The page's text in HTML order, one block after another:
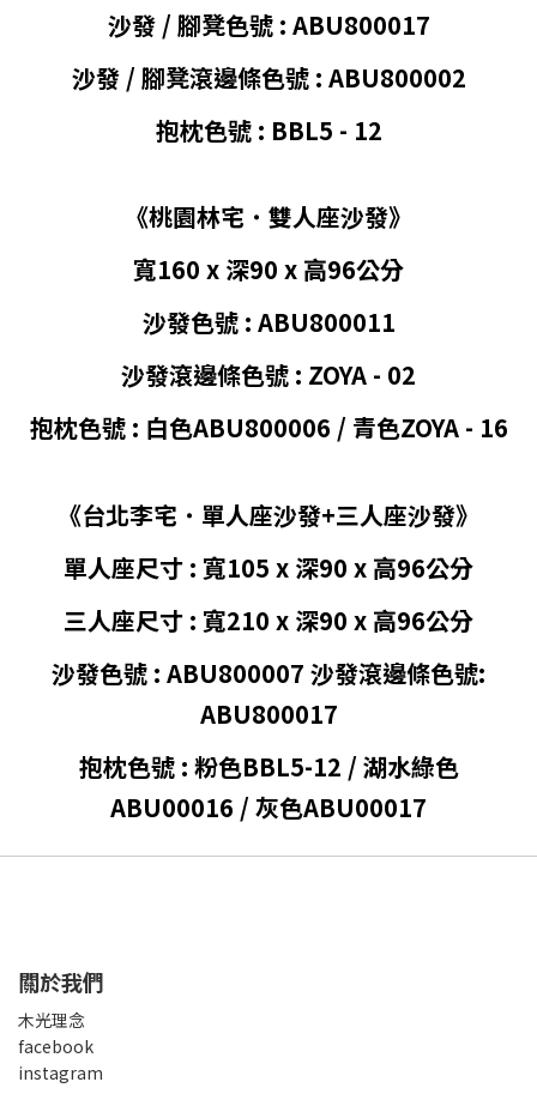
沙發 / 腳凳色號 : ABU800017
沙發 / 腳凳滾邊條色號 : ABU800002
抱枕色號: BBL5 - 12
《桃園林宅 ˙ 雙人座沙發》
寬160 x 深90 x 高96公分
沙發色號 : ABU800011
沙發滾邊條色號 : ZOYA - 02
抱枕色號 : 白色ABU800006 / 青色ZOYA - 16
《台北李宅 ˙ 單人座沙發+三人座沙發》
單人座尺寸 : 寬105 x 深90 x 高96公分
三人座尺寸 : 寬210 x 深90 x 高96公分
沙發色號 : ABU800007 沙發滾邊條色號:
ABU800017
抱枕色號 : 粉色BBL5-12 / 湖水綠色
ABU00016 / 灰色ABU00017
關於我們
木光理念
facebook
instagram